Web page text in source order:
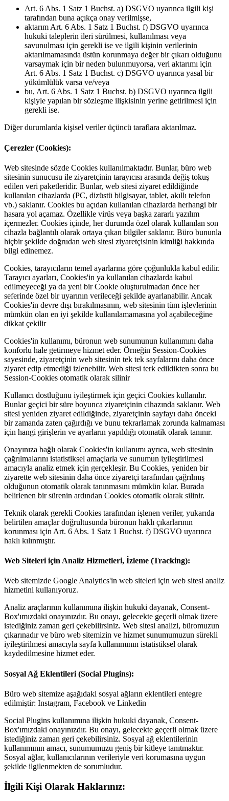
Art. 6 Abs. 1 Satz 1 Buchst. a) DSGVO uyarınca ilgili kişi
tarafından buna açıkça onay verilmişse,
aktarım Art. 6 Abs. 1 Satz 1 Buchst. f) DSGVO uyarınca
hukuki taleplerin ileri sürülmesi, kullanılması veya
savunulması için gerekli ise ve ilgili kişinin verilerinin
aktarılmamasında üstün korunmaya değer bir çıkarı olduğunu
varsaymak için bir neden bulunmuyorsa, veri aktarımı için
Art. 6 Abs. 1 Satz 1 Buchst. c) DSGVO uyarınca yasal bir
yükümlülük varsa ve/veya
bu, Art. 6 Abs. 1 Satz 1 Buchst. b) DSGVO uyarınca ilgili
kişiyle yapılan bir sözleşme ilişkisinin yerine getirilmesi için
gerekli ise.
Diğer durumlarda kişisel veriler üçüncü taraflara aktarılmaz.
Çerezler (Cookies):
Web sitesinde sözde Cookies kullanılmaktadır. Bunlar, büro web
sitesinin sunucusu ile ziyaretçinin tarayıcısı arasında değiş tokuş
edilen veri paketleridir. Bunlar, web sitesi ziyaret edildiğinde
kullanılan cihazlarda (PC, dizüstü bilgisayar, tablet, akıllı telefon
vb.) saklanır. Cookies bu açıdan kullanılan cihazlarda herhangi bir
hasara yol açamaz. Özellikle virüs veya başka zararlı yazılım
içermezler. Cookies içinde, her durumda özel olarak kullanılan son
cihazla bağlantılı olarak ortaya çıkan bilgiler saklanır. Büro bununla
hiçbir şekilde doğrudan web sitesi ziyaretçisinin kimliği hakkında
bilgi edinemez.
Cookies, tarayıcıların temel ayarlarına göre çoğunlukla kabul edilir.
Tarayıcı ayarları, Cookies'in ya kullanılan cihazlarda kabul
edilmeyeceği ya da yeni bir Cookie oluşturulmadan önce her
seferinde özel bir uyarının verileceği şekilde ayarlanabilir. Ancak
Cookies'in devre dışı bırakılmasının, web sitesinin tüm işlevlerinin
mümkün olan en iyi şekilde kullanılamamasına yol açabileceğine
dikkat çekilir
Cookies'in kullanımı, büronun web sunumunun kullanımını daha
konforlu hale getirmeye hizmet eder. Örneğin Session-Cookies
sayesinde, ziyaretçinin web sitesinin tek tek sayfalarını daha önce
ziyaret edip etmediği izlenebilir. Web sitesi terk edildikten sonra bu
Session-Cookies otomatik olarak silinir
Kullanıcı dostluğunu iyileştirmek için geçici Cookies kullanılır.
Bunlar geçici bir süre boyunca ziyaretçinin cihazında saklanır. Web
sitesi yeniden ziyaret edildiğinde, ziyaretçinin sayfayı daha önceki
bir zamanda zaten çağırdığı ve bunu tekrarlamak zorunda kalmaması
için hangi girişlerin ve ayarların yapıldığı otomatik olarak tanınır.
Onayınıza bağlı olarak Cookies'in kullanımı ayrıca, web sitesinin
çağrılmalarını istatistiksel amaçlarla ve sunumun iyileştirilmesi
amacıyla analiz etmek için gerçekleşir. Bu Cookies, yeniden bir
ziyarette web sitesinin daha önce ziyaretçi tarafından çağrılmış
olduğunun otomatik olarak tanınmasını mümkün kılar. Burada
belirlenen bir sürenin ardından Cookies otomatik olarak silinir.
Teknik olarak gerekli Cookies tarafından işlenen veriler, yukarıda
belirtilen amaçlar doğrultusunda büronun haklı çıkarlarının
korunması için Art. 6 Abs. 1 Satz 1 Buchst. f) DSGVO uyarınca
haklı kılınmıştır.
Web Siteleri için Analiz Hizmetleri, İzleme (Tracking):
Web sitemizde Google Analytics'in web siteleri için web sitesi analiz
hizmetini kullanıyoruz.
Analiz araçlarının kullanımına ilişkin hukuki dayanak, Consent-
Box'ımızdaki onayınızdır. Bu onayı, gelecekte geçerli olmak üzere
istediğiniz zaman geri çekebilirsiniz. Web sitesi analizi, büromuzun
çıkarınadır ve büro web sitemizin ve hizmet sunumumuzun sürekli
iyileştirilmesi amacıyla sayfa kullanımının istatistiksel olarak
kaydedilmesine hizmet eder.
Sosyal Ağ Eklentileri (Social Plugins):
Büro web sitemize aşağıdaki sosyal ağların eklentileri entegre
edilmiştir: Instagram, Facebook ve Linkedin
Social Plugins kullanımına ilişkin hukuki dayanak, Consent-
Box'ımızdaki onayınızdır. Bu onayı, gelecekte geçerli olmak üzere
istediğiniz zaman geri çekebilirsiniz. Sosyal ağ eklentilerinin
kullanımının amacı, sunumumuzu geniş bir kitleye tanıtmaktır.
Sosyal ağlar, kullanıcılarının verileriyle veri korumasına uygun
şekilde ilgilenmekten de sorumludur.
İlgili Kişi Olarak Haklarınız: